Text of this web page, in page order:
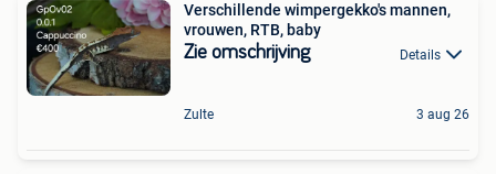
Verschillende wimpergekko's mannen,
vrouwen, RTB, baby
Zie omschrijving Details
Zulte 3 aug 26